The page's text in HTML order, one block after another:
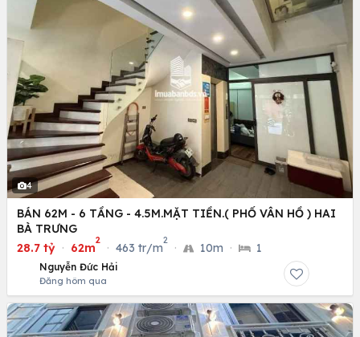
4
BÁN 62M - 6 TẦNG - 4.5M.MẶT TIỀN.( PHỐ VÂN HỒ ) HAI
BÀ TRƯNG
28.7 tỷ · 62m
2
· 463 tr/m
2
· 10m · 1
Nguyễn Đức Hải
Đăng hôm qua